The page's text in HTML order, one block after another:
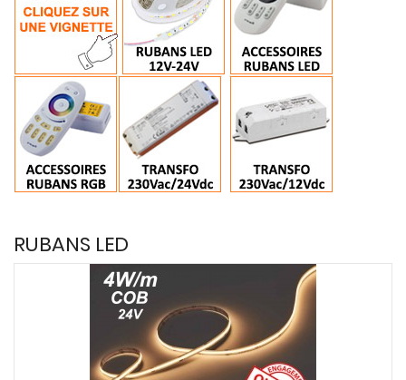
TUBES
FLUORESCENTS
HALOGENE
INCAND
IODURE
MERCURE
RUBANS LED